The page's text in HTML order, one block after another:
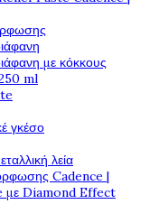
με κόκκους
ml
γκέσο
λεία
Cadence |
με Diamond Effect